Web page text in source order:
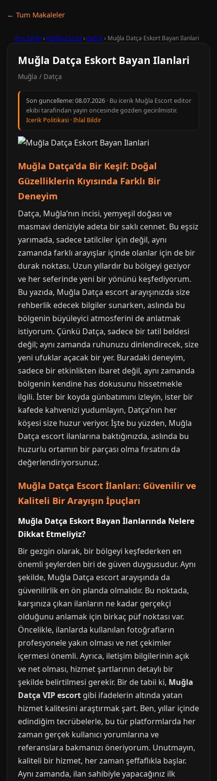
← Tum Makaleler
Ana Sayfa › Muğla Escort› Datça › Muğla Datça Eskort Bayan Ilanlari
Muğla Datça Eskort Bayan Ilanlari
Muğla / Datça
Son guncelleme:08.07.2026 · Bu icerik Muğla Escort editor
ekibi tarafindan yayin oncesinde gozden gecirilmistir.
Icerik Politikasi ·Ihlal Bildir
Muğla Datça’da Bir Keşif: Doğal
Güzelliklerin Kıyısında Farklı Bir
Deneyim
Datça, Muğla’nın incisi, yemyeşil doğası ve
masmavi deniziyle adeta bir saklı cennet. Bu eşsiz
yarımada, sadece tatilciler için değil, aynı
zamanda farklı arayışlar içinde olanlar için de bir
durak noktası. Uzun yıllardır bu bölgeyi geziyor
ve her seferinde yeni bir yönünü keşfediyorum.
Bu yazıda, Muğla Datça escort arayışınızda size
rehberlik edecek bilgiler sunarken, aslında bu
bölgenin büyüleyici atmosferini de anlatmak
istiyorum. Çünkü Datça, sadece bir tatil beldesi
değil; aynı zamanda ruhunuzu dinlendirecek, size
yeni ufuklar açacak bir yer. Buradaki deneyim,
sadece bir etkinlikten ibaret değil, aynı zamanda
bölgenin kendine has dokusunu hissetmekle
ilgili. İster bir koyda günbatımını izleyin, ister bir
kafede kahvenizi yudumlayın, Datça’nın her
köşesi size huzur veriyor. İşte bu yüzden, Muğla
Datça escort ilanlarına baktığınızda, aslında bu
huzurlu ortamın bir parçası olma fırsatını da
değerlendiriyorsunuz.
Muğla Datça Escort İlanları: Güvenilir ve
Kaliteli Bir Arayışın İpuçları
Muğla Datça Eskort Bayan İlanlarında Nelere
Dikkat Etmeliyiz?
Bir gezgin olarak, bir bölgeyi keşfederken en
önemli şeylerden biri de güven duygusudur. Aynı
şekilde, Muğla Datça escort arayışında da
güvenilirlik en ön planda olmalıdır. Bu noktada,
karşınıza çıkan ilanların ne kadar gerçekçi
olduğunu anlamak için birkaç püf noktası var.
Öncelikle, ilanlarda kullanılan fotoğrafların
profesyonele yakın olması ve net çekimler
içermesi önemli. Ayrıca, iletişim bilgilerinin açık
ve net olması, hizmet şartlarının detaylı bir
şekilde belirtilmesi gerekir. Bir de tabii ki, Muğla
Datça VIP escort gibi ifadelerin altında yatan
hizmet kalitesini araştırmak şart. Ben, yıllar içinde
edindiğim tecrübelerle, bu tür platformlarda her
zaman gerçek kullanıcı yorumlarına ve
referanslara bakmanızı öneriyorum. Unutmayın,
kaliteli bir hizmet, her zaman şeffaflıkla başlar.
Aynı zamanda, ilan sahibiyle yapacağınız ilk